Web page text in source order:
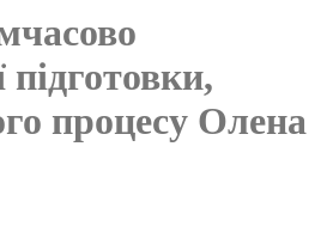
процесу Олена